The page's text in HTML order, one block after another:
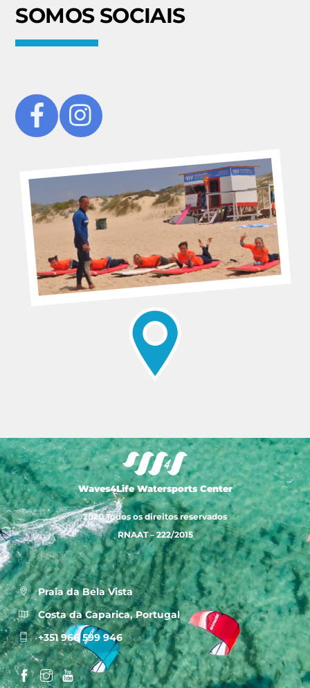
SOMOS SOCIAIS
Waves4Life Watersports Center
2020 Todos os direitos reservados
RNAAT – 222/2015
Praia da Bela Vista
Costa da Caparica, Portugal
+351 966 599 946